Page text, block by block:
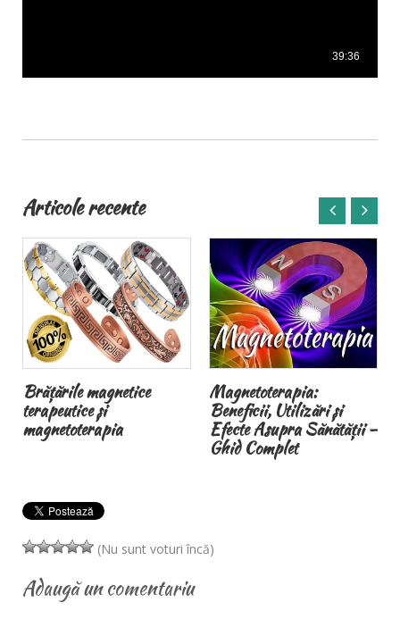
Articole recente
Brățările magnetice
terapeutice și
magnetoterapia
Magnetoterapia:
Beneficii, Utilizări și
Efecte Asupra Sănătății –
Ghid Complet
(Nu sunt voturi încă)
Adaugă un comentariu